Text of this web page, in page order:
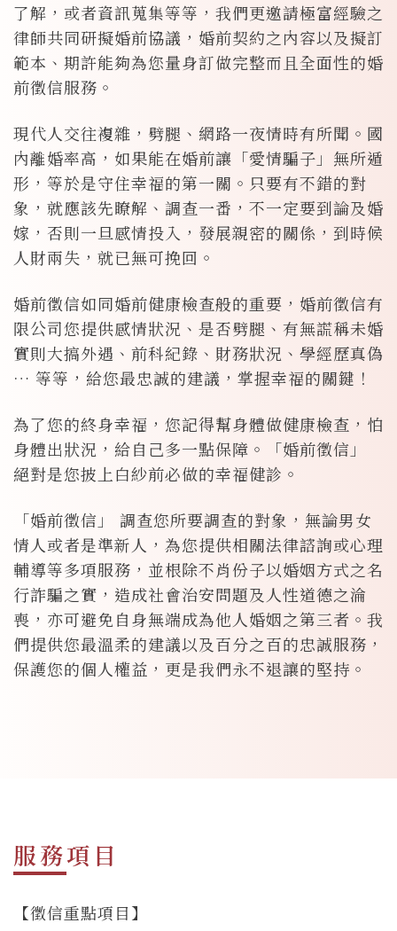
了解，或者資訊蒐集等等，我們更邀請極富經驗之
律師共同研擬婚前協議，婚前契約之內容以及擬訂
範本、期許能夠為您量身訂做完整而且全面性的婚
前徵信服務。
現代人交往複雜，劈腿、網路一夜情時有所聞。國
內離婚率高，如果能在婚前讓「愛情騙子」無所遁
形，等於是守住幸福的第一關。只要有不錯的對
象，就應該先瞭解、調查一番，不一定要到論及婚
嫁，否則一旦感情投入，發展親密的關係，到時候
人財兩失，就已無可挽回。
婚前徵信如同婚前健康檢查般的重要，婚前徵信有
限公司您提供感情狀況、是否劈腿、有無謊稱未婚
實則大搞外遇、前科紀錄、財務狀況、學經歷真偽
… 等等，給您最忠誠的建議，掌握幸福的關鍵！
為了您的終身幸福，您記得幫身體做健康檢查，怕
身體出狀況，給自己多一點保障。「婚前徵信」
絕對是您披上白紗前必做的幸福健診。
「婚前徵信」 調查您所要調查的對象，無論男女
情人或者是準新人，為您提供相關法律諮詢或心理
輔導等多項服務，並根除不肖份子以婚姻方式之名
行詐騙之實，造成社會治安問題及人性道德之淪
喪，亦可避免自身無端成為他人婚姻之第三者。我
們提供您最溫柔的建議以及百分之百的忠誠服務，
保護您的個人權益，更是我們永不退讓的堅持。
服務項目
【徵信重點項目】